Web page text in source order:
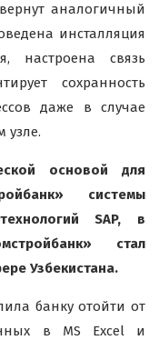
аналогичный
инсталляция
настроена связь
сохранность
даже в случае
узле.
основой для
системы
SAP, в
стал
Узбекистана.
банку отойти от
в MS Excel и